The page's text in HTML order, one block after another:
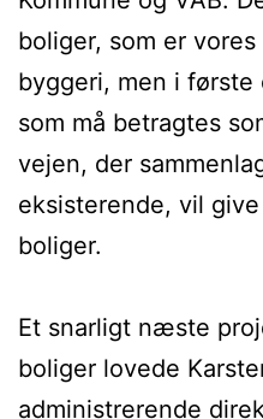
boliger, som er
byggeri, men i første
som må betragtes
vejen, der
eksisterende, vil
boliger.
Et snarligt næste
boliger lovede
administrerende